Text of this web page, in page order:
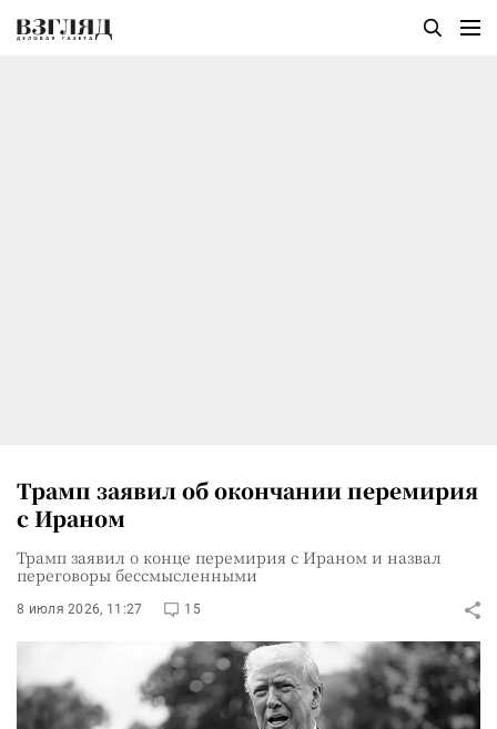
Трамп заявил об окончании перемирия
с Ираном
Трамп заявил о конце перемирия с Ираном и назвал
переговоры бессмысленными
8 июля 2026, 11:27 15